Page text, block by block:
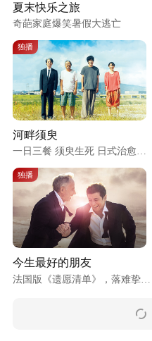
夏末快乐之旅
奇葩家庭爆笑暑假大逃亡
独播
河畔须臾
一日三餐 须臾生死 日式治愈小
确幸
独播
今生最好的朋友
法国版《遗愿清单》，落难挚友